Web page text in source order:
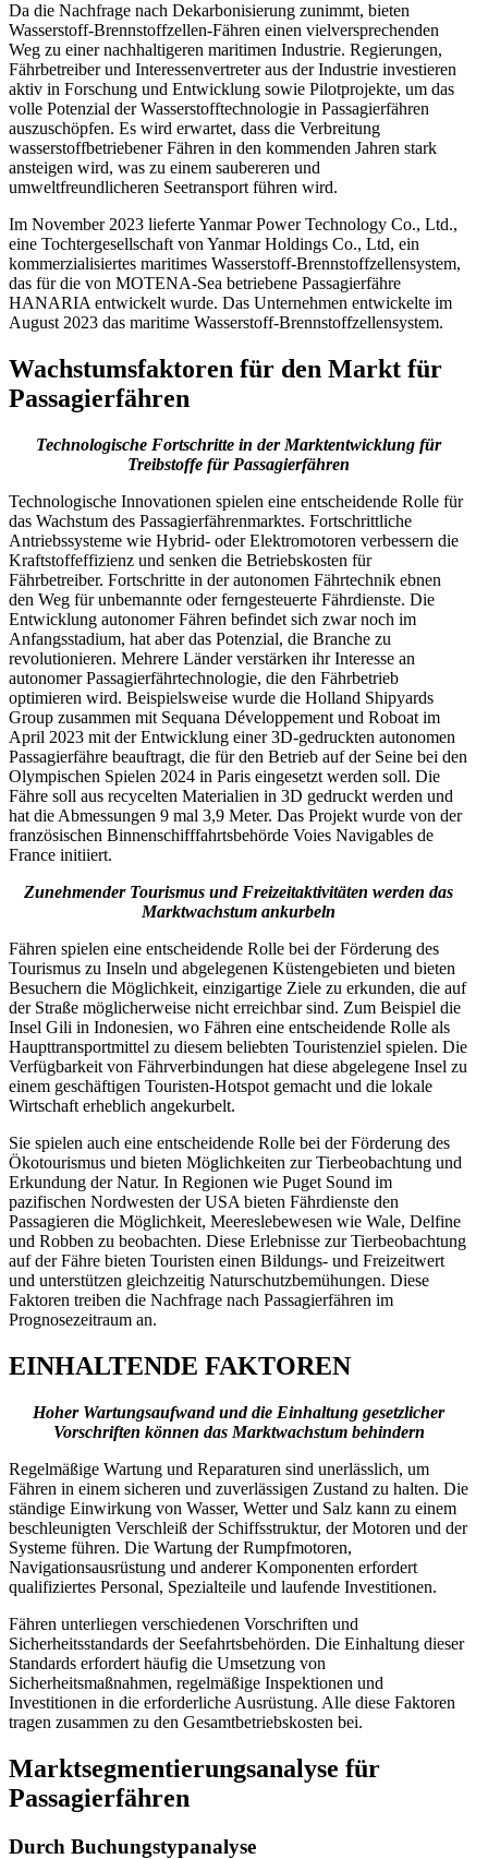
Da die Nachfrage nach Dekarbonisierung zunimmt, bieten
Wasserstoff-Brennstoffzellen-Fähren einen vielversprechenden
Weg zu einer nachhaltigeren maritimen Industrie. Regierungen,
Fährbetreiber und Interessenvertreter aus der Industrie investieren
aktiv in Forschung und Entwicklung sowie Pilotprojekte, um das
volle Potenzial der Wasserstofftechnologie in Passagierfähren
auszuschöpfen. Es wird erwartet, dass die Verbreitung
wasserstoffbetriebener Fähren in den kommenden Jahren stark
ansteigen wird, was zu einem saubereren und
umweltfreundlicheren Seetransport führen wird.
Im November 2023 lieferte Yanmar Power Technology Co., Ltd.,
eine Tochtergesellschaft von Yanmar Holdings Co., Ltd, ein
kommerzialisiertes maritimes Wasserstoff-Brennstoffzellensystem,
das für die von MOTENA-Sea betriebene Passagierfähre
HANARIA entwickelt wurde. Das Unternehmen entwickelte im
August 2023 das maritime Wasserstoff-Brennstoffzellensystem.
Wachstumsfaktoren für den Markt für
Passagierfähren
Technologische Fortschritte in der Marktentwicklung für
Treibstoffe für Passagierfähren
Technologische Innovationen spielen eine entscheidende Rolle für
das Wachstum des Passagierfährenmarktes. Fortschrittliche
Antriebssysteme wie Hybrid- oder Elektromotoren verbessern die
Kraftstoffeffizienz und senken die Betriebskosten für
Fährbetreiber. Fortschritte in der autonomen Fährtechnik ebnen
den Weg für unbemannte oder ferngesteuerte Fährdienste. Die
Entwicklung autonomer Fähren befindet sich zwar noch im
Anfangsstadium, hat aber das Potenzial, die Branche zu
revolutionieren. Mehrere Länder verstärken ihr Interesse an
autonomer Passagierfährtechnologie, die den Fährbetrieb
optimieren wird. Beispielsweise wurde die Holland Shipyards
Group zusammen mit Sequana Développement und Roboat im
April 2023 mit der Entwicklung einer 3D-gedruckten autonomen
Passagierfähre beauftragt, die für den Betrieb auf der Seine bei den
Olympischen Spielen 2024 in Paris eingesetzt werden soll. Die
Fähre soll aus recycelten Materialien in 3D gedruckt werden und
hat die Abmessungen 9 mal 3,9 Meter. Das Projekt wurde von der
französischen Binnenschifffahrtsbehörde Voies Navigables de
France initiiert.
Zunehmender Tourismus und Freizeitaktivitäten werden das
Marktwachstum ankurbeln
Fähren spielen eine entscheidende Rolle bei der Förderung des
Tourismus zu Inseln und abgelegenen Küstengebieten und bieten
Besuchern die Möglichkeit, einzigartige Ziele zu erkunden, die auf
der Straße möglicherweise nicht erreichbar sind. Zum Beispiel die
Insel Gili in Indonesien, wo Fähren eine entscheidende Rolle als
Haupttransportmittel zu diesem beliebten Touristenziel spielen. Die
Verfügbarkeit von Fährverbindungen hat diese abgelegene Insel zu
einem geschäftigen Touristen-Hotspot gemacht und die lokale
Wirtschaft erheblich angekurbelt.
Sie spielen auch eine entscheidende Rolle bei der Förderung des
Ökotourismus und bieten Möglichkeiten zur Tierbeobachtung und
Erkundung der Natur. In Regionen wie Puget Sound im
pazifischen Nordwesten der USA bieten Fährdienste den
Passagieren die Möglichkeit, Meereslebewesen wie Wale, Delfine
und Robben zu beobachten. Diese Erlebnisse zur Tierbeobachtung
auf der Fähre bieten Touristen einen Bildungs- und Freizeitwert
und unterstützen gleichzeitig Naturschutzbemühungen. Diese
Faktoren treiben die Nachfrage nach Passagierfähren im
Prognosezeitraum an.
EINHALTENDE FAKTOREN
Hoher Wartungsaufwand und die Einhaltung gesetzlicher
Vorschriften können das Marktwachstum behindern
Regelmäßige Wartung und Reparaturen sind unerlässlich, um
Fähren in einem sicheren und zuverlässigen Zustand zu halten. Die
ständige Einwirkung von Wasser, Wetter und Salz kann zu einem
beschleunigten Verschleiß der Schiffsstruktur, der Motoren und der
Systeme führen. Die Wartung der Rumpfmotoren,
Navigationsausrüstung und anderer Komponenten erfordert
qualifiziertes Personal, Spezialteile und laufende Investitionen.
Fähren unterliegen verschiedenen Vorschriften und
Sicherheitsstandards der Seefahrtsbehörden. Die Einhaltung dieser
Standards erfordert häufig die Umsetzung von
Sicherheitsmaßnahmen, regelmäßige Inspektionen und
Investitionen in die erforderliche Ausrüstung. Alle diese Faktoren
tragen zusammen zu den Gesamtbetriebskosten bei.
Marktsegmentierungsanalyse für
Passagierfähren
Durch Buchungstypanalyse